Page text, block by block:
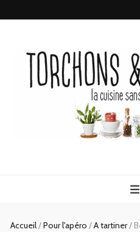
Accueil/Pour l'apéro /A tartiner/